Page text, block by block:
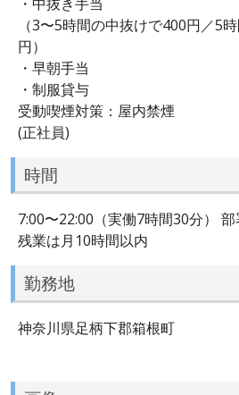
（3〜5時間の中抜けで400円／5
円）
・早朝手当
・制服貸与
受動喫煙対策：屋内禁煙
(正社員)
時間
7:00〜22:00（実働7時間30分）
残業は月10時間以内
勤務地
神奈川県足柄下郡箱根町